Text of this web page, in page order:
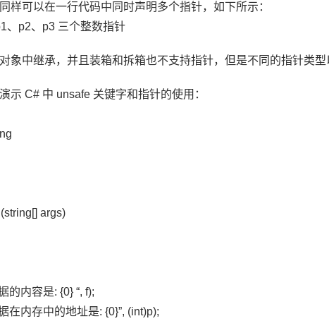
样可以在一行代码中同时声明多个指针，如下所示：
、p2、p3 三个整数指针
象中继承，并且装箱和拆箱也不支持指针，但是不同的指针类型
示 C# 中 unsafe 关键字和指针的使用：
args)
的内容是: {0} “, f);
在内存中的地址是: {0}”, (int)p);